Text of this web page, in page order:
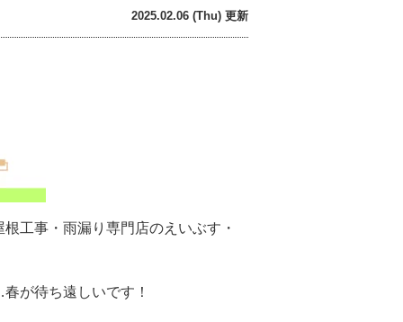
2025.02.06 (Thu) 更新
工事・雨漏り専門店のえいぶす・
が待ち遠しいです！